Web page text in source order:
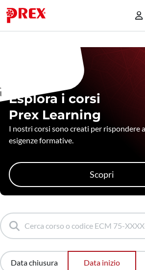
Esplora i corsi
Prex Learning
I nostri corsi sono creati per rispondere
esigenze formative.
Scopri
Data chiusura Data inizio